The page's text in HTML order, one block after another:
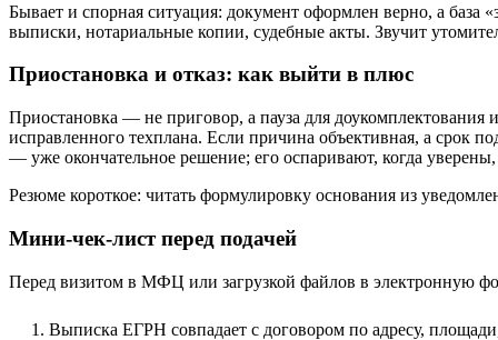
Бывает и спорная ситуация: документ оформлен верно, а база
выписки, нотариальные копии, судебные акты. Звучит
Приостановка и отказ: как выйти в плюс
Приостановка — не приговор, а пауза для доукомплектования
исправленного техплана. Если причина объективная, а срок
— уже окончательное решение; его оспаривают, когда
Резюме короткое: читать формулировку основания из
Мини‑чек‑лист перед подачей
Перед визитом в МФЦ или загрузкой файлов в электронную
Выписка ЕГРН совпадает с договором по адресу,